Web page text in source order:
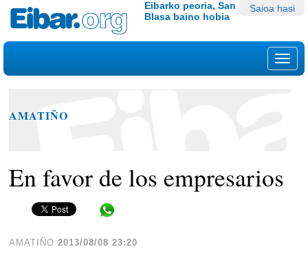
Edukira
salto
|
egin
nabigazioara
Tresna
pertsonalak
Saioa hasi
Eibarko peoria, San
Blasa baino hobia
AMATIÑO
En favor de los empresarios
AMATIÑO 2013/08/08 23:20